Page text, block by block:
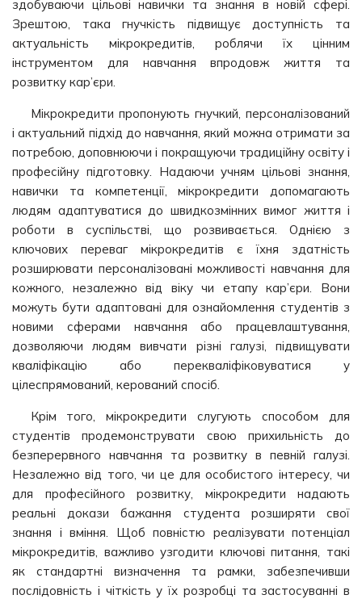
здобуваючи цільові навички та знання в новій сфері.
Зрештою, така гнучкість підвищує доступність та
актуальність мікрокредитів, роблячи їх цінним
інструментом для навчання впродовж життя та
розвитку кар’єри.
Мікрокредити пропонують гнучкий, персоналізований
і актуальний підхід до навчання, який можна отримати за
потребою, доповнюючи і покращуючи традиційну освіту і
професійну підготовку. Надаючи учням цільові знання,
навички та компетенції, мікрокредити допомагають
людям адаптуватися до швидкозмінних вимог життя і
роботи в суспільстві, що розвивається. Однією з
ключових переваг мікрокредитів є їхня здатність
розширювати персоналізовані можливості навчання для
кожного, незалежно від віку чи етапу кар’єри. Вони
можуть бути адаптовані для ознайомлення студентів з
новими сферами навчання або працевлаштування,
дозволяючи людям вивчати різні галузі, підвищувати
кваліфікацію або перекваліфіковуватися у
цілеспрямований, керований спосіб.
Крім того, мікрокредити слугують способом для
студентів продемонструвати свою прихильність до
безперервного навчання та розвитку в певній галузі.
Незалежно від того, чи це для особистого інтересу, чи
для професійного розвитку, мікрокредити надають
реальні докази бажання студента розширяти свої
знання і вміння. Щоб повністю реалізувати потенціал
мікрокредитів, важливо узгодити ключові питання, такі
як стандартні визначення та рамки, забезпечивши
послідовність і чіткість у їх розробці та застосуванні в